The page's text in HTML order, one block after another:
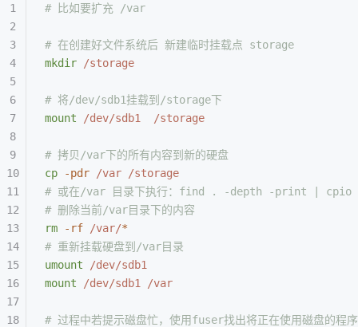
# 比如要扩充 /var
# 在创建好文件系统后 新建临时挂载点 storage
mkdir /storage
# 将/dev/sdb1挂载到/storage下
mount /dev/sdb1
  /storage
# 拷贝/var下的所有内容到新的硬盘
cp -pdr /var /storage
# 或在/var 目录下执行：find . -depth -print | cpio
# 删除当前/var目录下的内容
rm -rf /var/*
# 重新挂载硬盘到/var目录
umount /dev/sdb1
mount /dev/sdb1 /var
# 过程中若提示磁盘忙，使用fuser找出将正在使用磁盘的程